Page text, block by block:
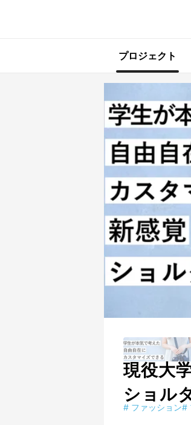
プロジェクト
現役大
ショル
# ファッション#